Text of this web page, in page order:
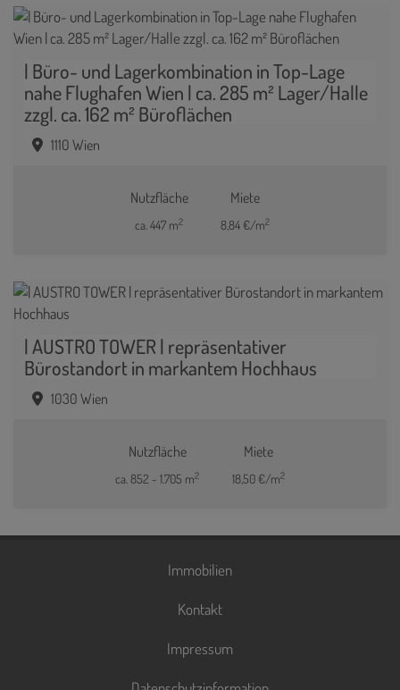
| Büro- und Lagerkombination in Top-Lage
nahe Flughafen Wien | ca. 285 m² Lager/Halle
zzgl. ca. 162 m² Büroflächen
1110 Wien
Nutzfläche
ca. 447 m2
Miete
8,84 €/m2
| AUSTRO TOWER | repräsentativer
Bürostandort in markantem Hochhaus
1030 Wien
Nutzfläche
ca. 852 - 1.705 m2
Miete
18,50 €/m2
Immobilien
Kontakt
Impressum